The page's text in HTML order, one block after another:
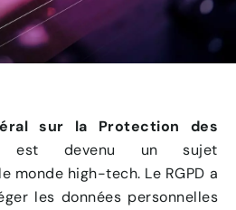
sur la Protection des
est devenu un sujet
monde high-tech. Le RGPD a
les données personnelles